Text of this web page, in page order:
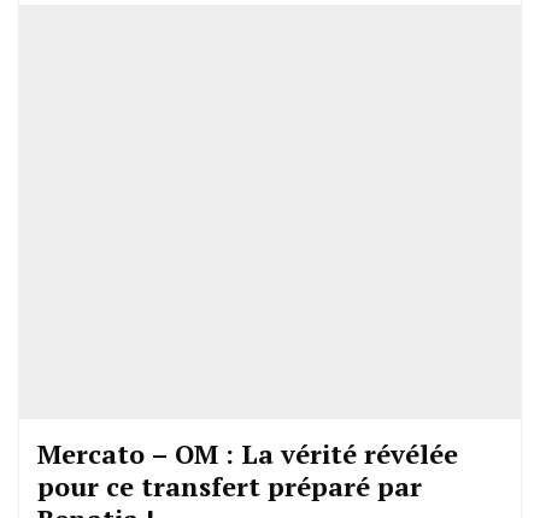
Mercato – OM : La vérité révélée
pour ce transfert préparé par